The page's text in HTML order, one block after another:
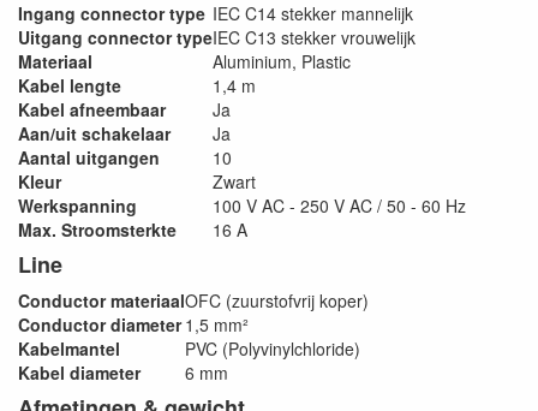
Ingang connector type IEC C14 stekker mannelijk
Uitgang connector typeIEC C13 stekker vrouwelijk
Materiaal
Aluminium, Plastic
Kabel lengte
1,4 m
Kabel afneembaar
Ja
Aan/uit schakelaar
Ja
Aantal uitgangen
10
Kleur
Zwart
Werkspanning
100 V AC - 250 V AC / 50 - 60 Hz
Max. Stroomsterkte
16 A
Line
Conductor materiaalOFC (zuurstofvrij koper)
Conductor diameter 1,5 mm²
Kabelmantel
PVC (Polyvinylchloride)
Kabel diameter
6 mm